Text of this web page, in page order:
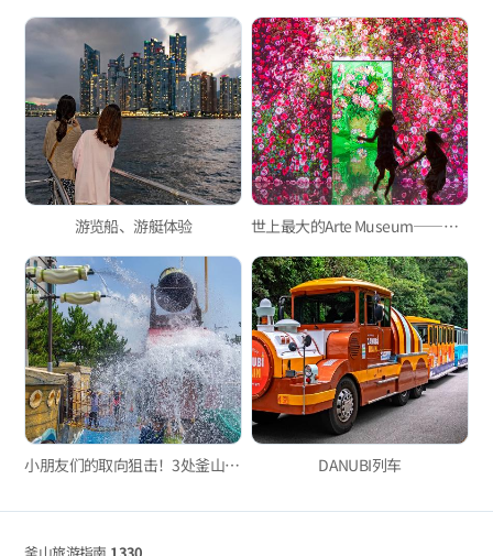
游览船、游艇体验 世上最大的Arte Museum——釜山Arte Museum，引人入胜的沉浸式媒体艺术！
小朋友们的取向狙击！3处釜山儿童水上乐园 DANUBI列车